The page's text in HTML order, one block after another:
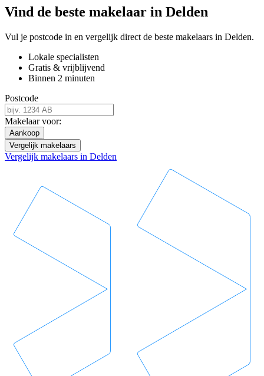
Vind de beste makelaar in Delden
Vul je postcode in en vergelijk direct de beste makelaars in Delden.
Lokale specialisten
Gratis & vrijblijvend
Binnen 2 minuten
Postcode
Makelaar voor:
Aankoop
Vergelijk makelaars
Vergelijk makelaars in Delden